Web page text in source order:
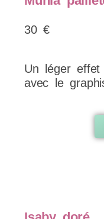
30 €
Un léger effet
avec le